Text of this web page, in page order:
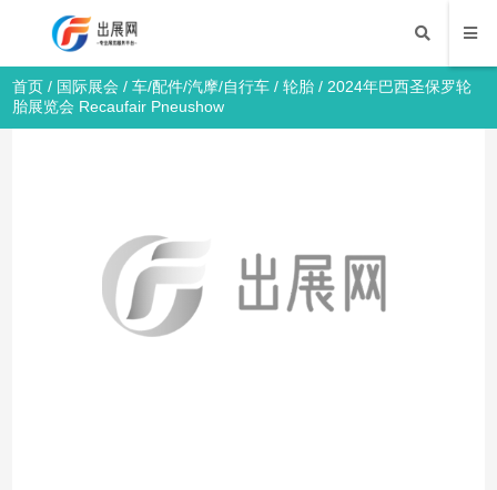
首页 / 国际展会 /车/配件/汽摩/自行车 /轮胎 / 2024年巴西圣保罗轮
胎展览会 Recaufair Pneushow